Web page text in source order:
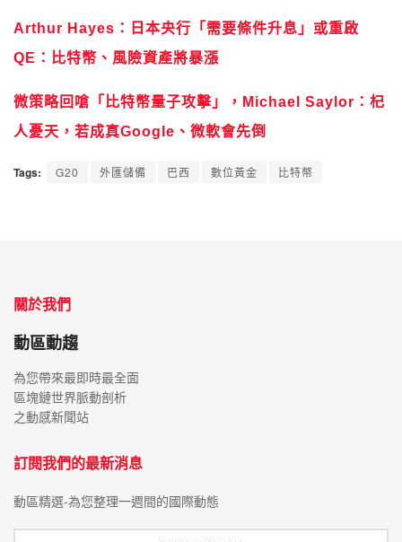
Arthur Hayes：日本央行「需要條件升息」或重啟
QE：比特幣、風險資產將暴漲
微策略回嗆「比特幣量子攻擊」，Michael Saylor：杞
人憂天，若成真Google、微軟會先倒
Tags: G20 外匯儲備 巴西 數位黃金 比特幣
關於我們
動區動趨
為您帶來最即時最全面
區塊鏈世界脈動剖析
之動感新聞站
訂閱我們的最新消息
動區精選-為您整理一週間的國際動態